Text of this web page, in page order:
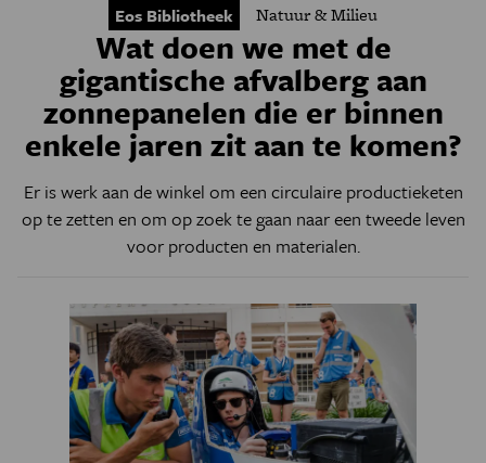
Eos Bibliotheek Natuur & Milieu
Wat doen we met de
gigantische afvalberg aan
zonnepanelen die er binnen
enkele jaren zit aan te komen?
Er is werk aan de winkel om een circulaire productieketen
op te zetten en om op zoek te gaan naar een tweede leven
voor producten en materialen.